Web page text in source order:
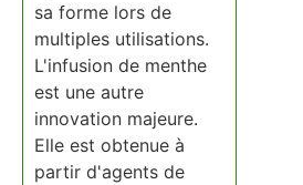
sa forme lors de
multiples utilisations.
L'infusion de menthe
est une autre
innovation majeure.
Elle est obtenue à
partir d'agents de